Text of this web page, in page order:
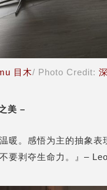
目木/ Photo Credit:
美 –
暖。感悟为主的抽象
要剥夺生命力。』–